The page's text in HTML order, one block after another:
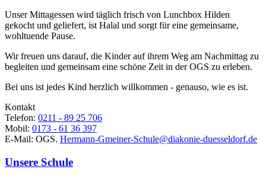
Unser Mittagessen wird täglich frisch von Lunchbox Hilden
gekocht und geliefert, ist Halal und sorgt für eine gemeinsame,
wohltuende Pause.
Wir freuen uns darauf, die Kinder auf ihrem Weg am Nachmittag zu
begleiten und gemeinsam eine schöne Zeit in der OGS zu erleben.
Bei uns ist jedes Kind herzlich willkommen - genauso, wie es ist.
Kontakt
Telefon: 0211 - 89 25 706
Mobil: 0173 - 61 36 397
E-Mail: OGS. Hermann-Gmeiner-Schule@diakonie-duesseldorf.de
Unsere Schule